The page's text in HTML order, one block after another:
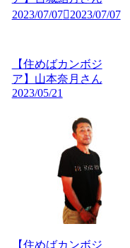
2023/07/07
2023/07/07
【住めばカンボジ
ア】山本奈月さん
2023/05/21
【住めばカンボジ